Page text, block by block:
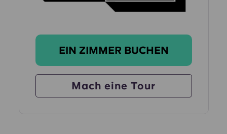
EIN ZIMMER BUCHEN
Mach eine Tour